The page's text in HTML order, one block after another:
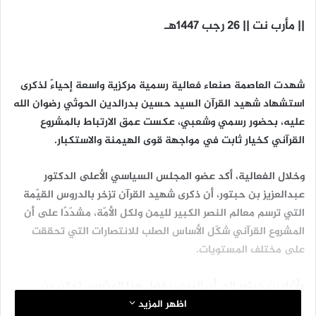
|| مأرب نت || 26 رجب 1447هـ
شهدت العاصمة صنعاء فعالية رسمية مركزية واسعة إحياءً لذكرى
استشهاد شهيد القرآن السيد حسين بدرالدين الحوثي رضوان الله
عليه، بحضور رسمي وشعبي، عكست عمق الارتباط بالمشروع
القرآني كخيار ثابت في مواجهة قوى الهيمنة والاستكبار.
وخلال الفعالية، أكد عضو المجلس السياسي الأعلى الدكتور
عبدالعزيز بن حبتور، أن ذكرى شهيد القرآن تزخر بالدروس القيّمة
التي ترسم معالم النصر الكبير لليمن ولكل الأمّة، مشدّدًا على أن
المشروع القرآني شكّل الأساس الصلب للانتصارات التي تحققت
على مختلف المستويات.
وأشار بن حبتور إلى أن اليمن، بفضل هذا المشروع، تمكن من
تحقيق انتصارات نوعية، في مقدمتها نصرة غزة ومواجهة أمريكا
اظهر المزيد